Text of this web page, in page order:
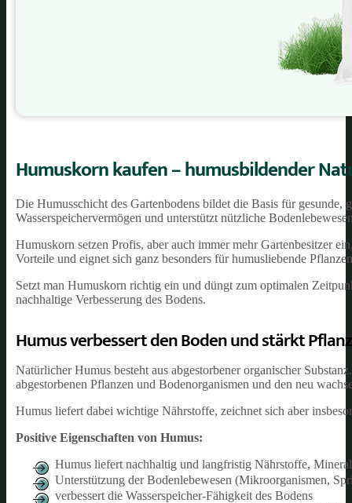
Humuskorn kaufen – humusbildender
Die Humusschicht des Gartenbodens bildet die Basis für
Wasserspeichervermögen und unterstützt nützliche
Humuskorn setzen Profis, aber auch immer mehr Gartenbesitzer
Vorteile und eignet sich ganz besonders für humusliebende
Setzt man Humuskorn richtig ein und düngt zum optimalen
nachhaltige Verbesserung des Bodens.
Humus verbessert den Boden und stärkt
Natürlicher Humus besteht aus abgestorbener organischer
abgestorbenen Pflanzen und Bodenorganismen und den neu
Humus liefert dabei wichtige Nährstoffe, zeichnet sich aber
Positive Eigenschaften von Humus:
Humus liefert nachhaltig und langfristig Nährstoffe,
Unterstützung der Bodenlebewesen (Mikroorganismen,
verbessert die Wasserspeicher-Fähigkeit des Bodens